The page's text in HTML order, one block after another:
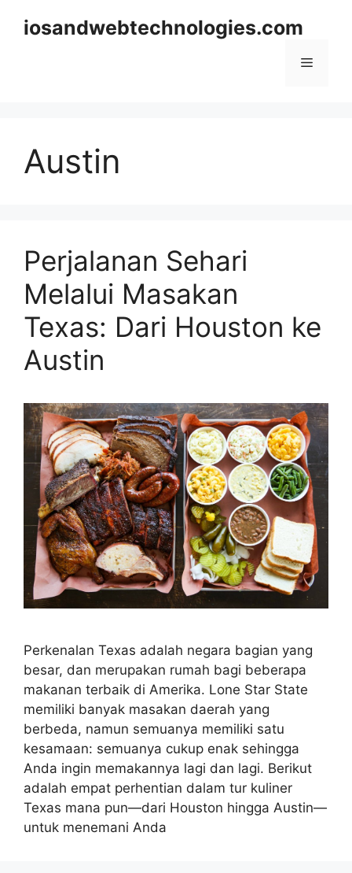
iosandwebtechnologies.com
Menu
Austin
Perjalanan Sehari
Melalui Masakan
Texas: Dari Houston ke
Austin
Perkenalan Texas adalah negara bagian yang
besar, dan merupakan rumah bagi beberapa
makanan terbaik di Amerika. Lone Star State
memiliki banyak masakan daerah yang
berbeda, namun semuanya memiliki satu
kesamaan: semuanya cukup enak sehingga
Anda ingin memakannya lagi dan lagi. Berikut
adalah empat perhentian dalam tur kuliner
Texas mana pun—dari Houston hingga Austin—
untuk menemani Anda